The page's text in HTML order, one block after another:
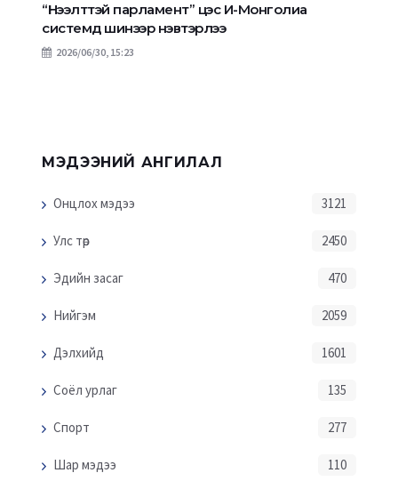
“Нээлттэй парламент” цэс И-Монголиа
системд шинээр нэвтэрлээ
2026/06/30, 15:23
МЭДЭЭНИЙ АНГИЛАЛ
Онцлох мэдээ 3121
Улс төр 2450
Эдийн засаг 470
Нийгэм 2059
Дэлхийд 1601
Соёл урлаг 135
Спорт 277
Шар мэдээ 110